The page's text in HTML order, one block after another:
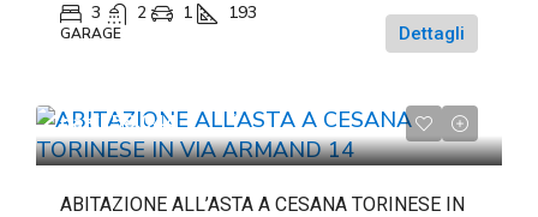
3 2 1 193
GARAGE Dettagli
da€158.044
ABITAZIONE ALL’ASTA A CESANA TORINESE IN